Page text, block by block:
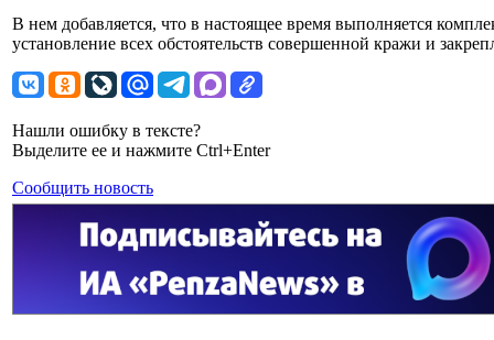
В нем добавляется, что в настоящее время выполняется
установление всех обстоятельств совершенной кражи и
Нашли ошибку в тексте?
Выделите ее и нажмите Ctrl+Enter
Сообщить новость